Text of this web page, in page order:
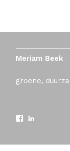
Meriam Beek
groene,